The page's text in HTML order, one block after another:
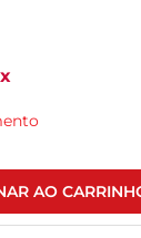
AO